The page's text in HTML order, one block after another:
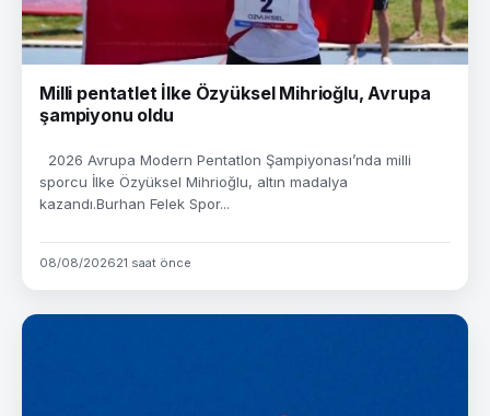
Milli pentatlet İlke Özyüksel Mihrioğlu, Avrupa
şampiyonu oldu
2026 Avrupa Modern Pentatlon Şampiyonası’nda milli
sporcu İlke Özyüksel Mihrioğlu, altın madalya
kazandı.Burhan Felek Spor...
08/08/202621 saat önce